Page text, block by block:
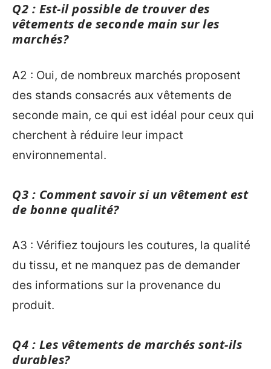
Q2 : Est-il possible de trouver des
vêtements de seconde main sur les
marchés?
A2 : Oui, de nombreux marchés proposent
des stands consacrés aux vêtements de
seconde main, ce qui est idéal pour ceux qui
cherchent à réduire leur impact
environnemental.
Q3 : Comment savoir si un vêtement est
de bonne qualité?
A3 : Vérifiez toujours les coutures, la qualité
du tissu, et ne manquez pas de demander
des informations sur la provenance du
produit.
Q4 : Les vêtements de marchés sont-ils
durables?